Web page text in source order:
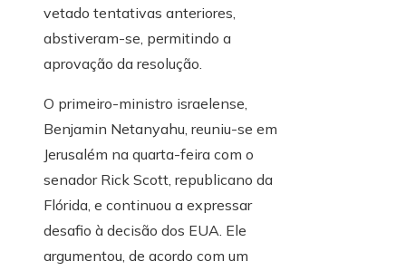
vetado tentativas anteriores,
abstiveram-se, permitindo a
aprovação da resolução.
O primeiro-ministro israelense,
Benjamin Netanyahu, reuniu-se em
Jerusalém na quarta-feira com o
senador Rick Scott, republicano da
Flórida, e continuou a expressar
desafio à decisão dos EUA. Ele
argumentou, de acordo com um